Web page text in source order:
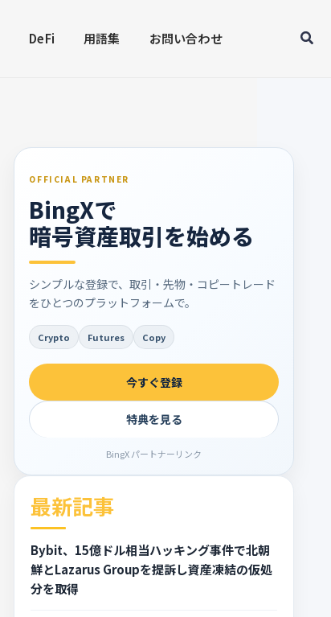
DeFi 用語集 お問い合わせ
OFFICIAL PARTNER
BingXで
暗号資産取引を始める
シンプルな登録で、取引・先物・コピートレード
をひとつのプラットフォームで。
Crypto Futures Copy
今すぐ登録
特典を見る
BingX パートナーリンク
最新記事
Bybit、15億ドル相当ハッキング事件で北朝
鮮とLazarus Groupを提訴し資産凍結の仮処
分を取得